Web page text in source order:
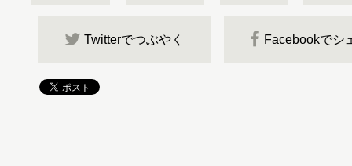
Twitterでつぶやく Facebookでシ